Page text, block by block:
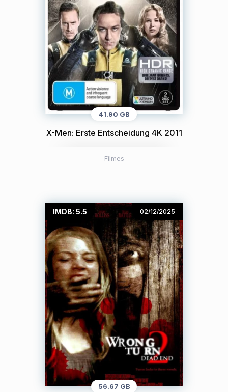
41.90 GB
X-Men: Erste Entscheidung 4K 2011
Filmes
IMDB: 5.5 02/12/2025
56.67 GB